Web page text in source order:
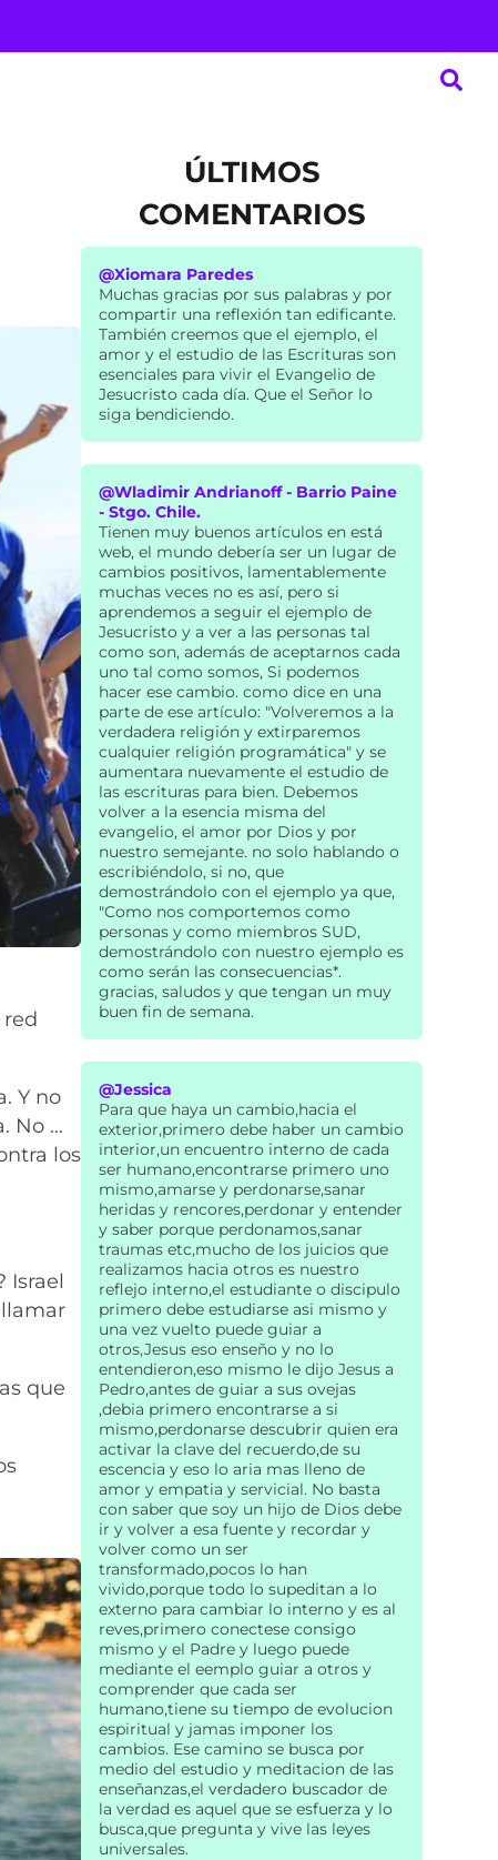
Y no
No …
los
Israel
que
ÚLTIMOS
COMENTARIOS
@Xiomara Paredes
Muchas gracias por sus palabras y por
compartir una reflexión tan edificante.
También creemos que el ejemplo, el
amor y el estudio de las Escrituras son
esenciales para vivir el Evangelio de
Jesucristo cada día. Que el Señor lo
siga bendiciendo.
@Wladimir Andrianoff - Barrio Paine
- Stgo. Chile.
Tienen muy buenos artículos en está
web, el mundo debería ser un lugar de
cambios positivos, lamentablemente
muchas veces no es así, pero si
aprendemos a seguir el ejemplo de
Jesucristo y a ver a las personas tal
como son, además de aceptarnos cada
uno tal como somos, Si podemos
hacer ese cambio. como dice en una
parte de ese artículo: "Volveremos a la
verdadera religión y extirparemos
cualquier religión programática" y se
aumentara nuevamente el estudio de
las escrituras para bien. Debemos
volver a la esencia misma del
evangelio, el amor por Dios y por
nuestro semejante. no solo hablando o
escribiéndolo, si no, que
demostrándolo con el ejemplo ya que,
"Como nos comportemos como
personas y como miembros SUD,
demostrándolo con nuestro ejemplo es
como serán las consecuencias*.
gracias, saludos y que tengan un muy
buen fin de semana.
@Jessica
Para que haya un cambio,hacia el
exterior,primero debe haber un cambio
interior,un encuentro interno de cada
ser humano,encontrarse primero uno
mismo,amarse y perdonarse,sanar
heridas y rencores,perdonar y entender
y saber porque perdonamos,sanar
traumas etc,mucho de los juicios que
realizamos hacia otros es nuestro
reflejo interno,el estudiante o discipulo
primero debe estudiarse asi mismo y
una vez vuelto puede guiar a
otros,Jesus eso enseño y no lo
entendieron,eso mismo le dijo Jesus a
Pedro,antes de guiar a sus ovejas
,debia primero encontrarse a si
mismo,perdonarse descubrir quien era
activar la clave del recuerdo,de su
escencia y eso lo aria mas lleno de
amor y empatia y servicial. No basta
con saber que soy un hijo de Dios debe
ir y volver a esa fuente y recordar y
volver como un ser
transformado,pocos lo han
vivido,porque todo lo supeditan a lo
externo para cambiar lo interno y es al
reves,primero conectese consigo
mismo y el Padre y luego puede
mediante el eemplo guiar a otros y
comprender que cada ser
humano,tiene su tiempo de evolucion
espiritual y jamas imponer los
cambios. Ese camino se busca por
medio del estudio y meditacion de las
enseñanzas,el verdadero buscador de
la verdad es aquel que se esfuerza y lo
busca,que pregunta y vive las leyes
universales.